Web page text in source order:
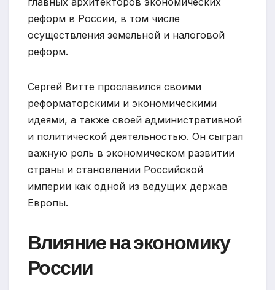
реформ в России, в том числе
осуществления земельной и налоговой
реформ.
Сергей Витте прославился своими
реформаторскими и экономическими
идеями, а также своей административной
и политической деятельностью. Он сыграл
важную роль в экономическом развитии
страны и становлении Российской
империи как одной из ведущих держав
Европы.
Влияние на экономику
России